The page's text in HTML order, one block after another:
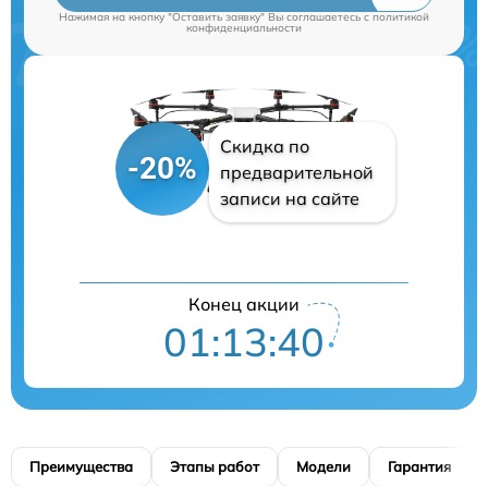
Нажимая на кнопку "Оставить заявку" Вы соглашаетесь cполитикой
конфиденциальности
-20%
Скидка по
предварительной
записи на сайте
Конец акции
01:13:39
Преимущества Этапы работ Модели Гарантия